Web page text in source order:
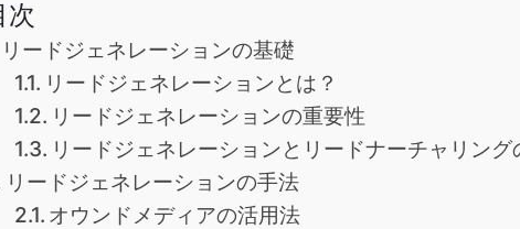
次
リードジェネレーションの基礎
リードジェネレーションとは？
リードジェネレーションの重要性
リードジェネレーションとリードナーチャリング
リードジェネレーションの手法
オウンドメディアの活用法